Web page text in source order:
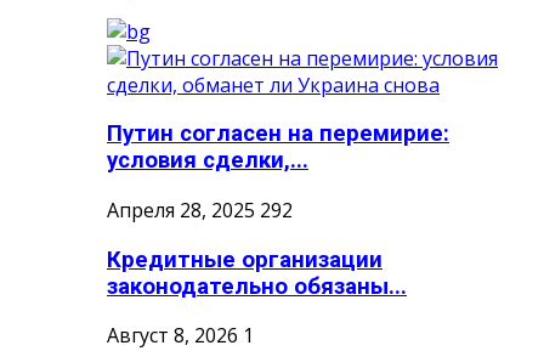
Путин согласен на перемирие:
условия сделки,...
Апреля 28, 2025 292
Кредитные организации
законодательно обязаны...
Август 8, 2026 1